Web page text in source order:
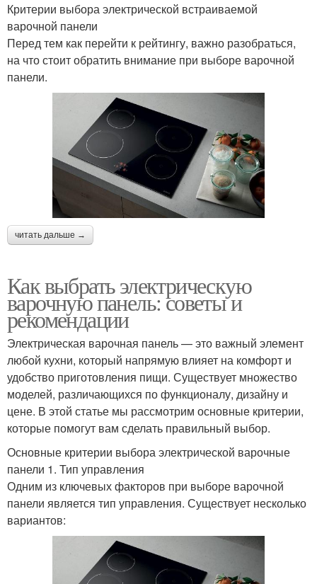
Критерии выбора электрической встраиваемой
варочной панели
Перед тем как перейти к рейтингу, важно разобраться,
на что стоит обратить внимание при выборе варочной
панели.
читать дальше →
Как выбрать электрическую
варочную панель: советы и
рекомендации
Электрическая варочная панель — это важный элемент
любой кухни, который напрямую влияет на комфорт и
удобство приготовления пищи. Существует множество
моделей, различающихся по функционалу, дизайну и
цене. В этой статье мы рассмотрим основные критерии,
которые помогут вам сделать правильный выбор.
Основные критерии выбора электрической варочные
панели 1. Тип управления
Одним из ключевых факторов при выборе варочной
панели является тип управления. Существует несколько
вариантов: